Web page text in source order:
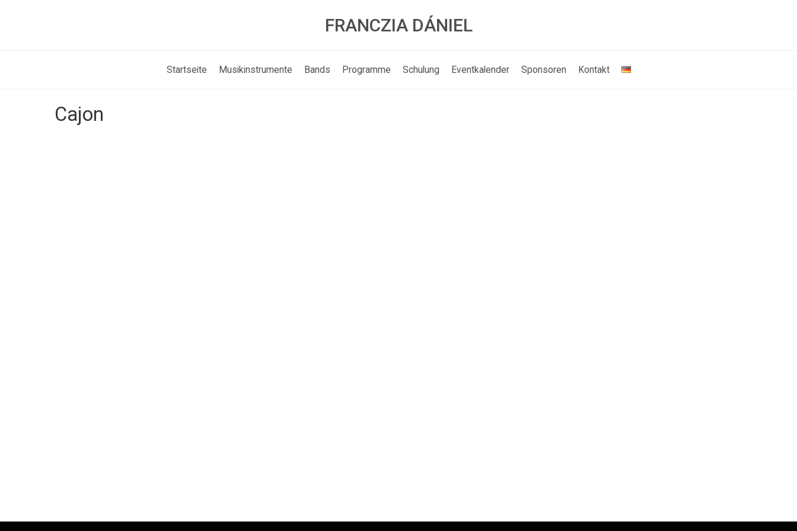
FRANCZIA DÁNIEL
Startseite Musikinstrumente Bands Programme Schulung Eventkalender Sponsoren Kontakt
Cajon